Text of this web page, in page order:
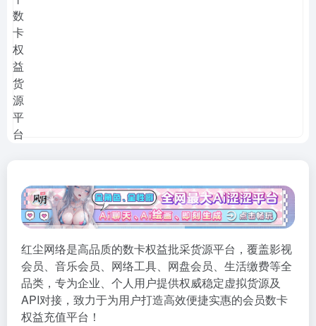
红尘网络是高品质的数卡权益批采货源平台，覆盖影视
会员、音乐会员、网络工具、网盘会员、生活缴费等全
品类，专为企业、个人用户提供权威稳定虚拟货源及
API对接，致力于为用户打造高效便捷实惠的会员数卡
权益充值平台！